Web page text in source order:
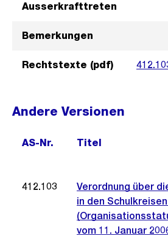
Ausserkrafttreten
Bemerkungen
Rechtstexte (pdf)
Andere Versionen
AS-Nr. Titel
412.103
Verordnung über
in den
vom 11. Januar